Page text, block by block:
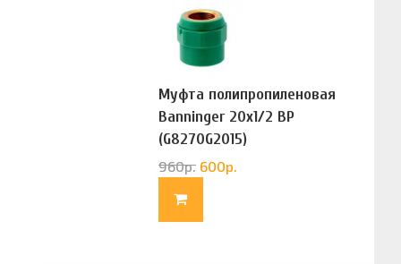
Муфта полипропиленовая
Banninger 20х1/2 ВР
(G8270G2015)
960р. 600р.